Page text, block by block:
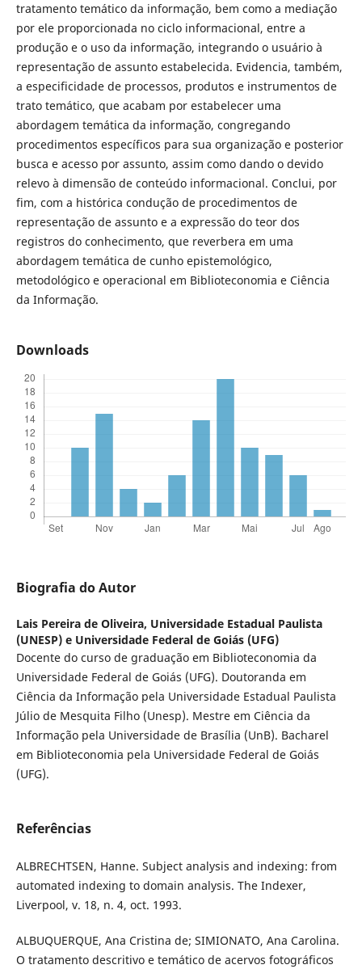
tratamento temático da informação, bem como a mediação
por ele proporcionada no ciclo informacional, entre a
produção e o uso da informação, integrando o usuário à
representação de assunto estabelecida. Evidencia, também,
a especificidade de processos, produtos e instrumentos de
trato temático, que acabam por estabelecer uma
abordagem temática da informação, congregando
procedimentos específicos para sua organização e posterior
busca e acesso por assunto, assim como dando o devido
relevo à dimensão de conteúdo informacional. Conclui, por
fim, com a histórica condução de procedimentos de
representação de assunto e a expressão do teor dos
registros do conhecimento, que reverbera em uma
abordagem temática de cunho epistemológico,
metodológico e operacional em Biblioteconomia e Ciência
da Informação.
Downloads
Biografia do Autor
Lais Pereira de Oliveira, Universidade Estadual Paulista
(UNESP) e Universidade Federal de Goiás (UFG)
Docente do curso de graduação em Biblioteconomia da
Universidade Federal de Goiás (UFG). Doutoranda em
Ciência da Informação pela Universidade Estadual Paulista
Júlio de Mesquita Filho (Unesp). Mestre em Ciência da
Informação pela Universidade de Brasília (UnB). Bacharel
em Biblioteconomia pela Universidade Federal de Goiás
(UFG).
Referências
ALBRECHTSEN, Hanne. Subject analysis and indexing: from
automated indexing to domain analysis. The Indexer,
Liverpool, v. 18, n. 4, oct. 1993.
ALBUQUERQUE, Ana Cristina de; SIMIONATO, Ana Carolina.
O tratamento descritivo e temático de acervos fotográficos